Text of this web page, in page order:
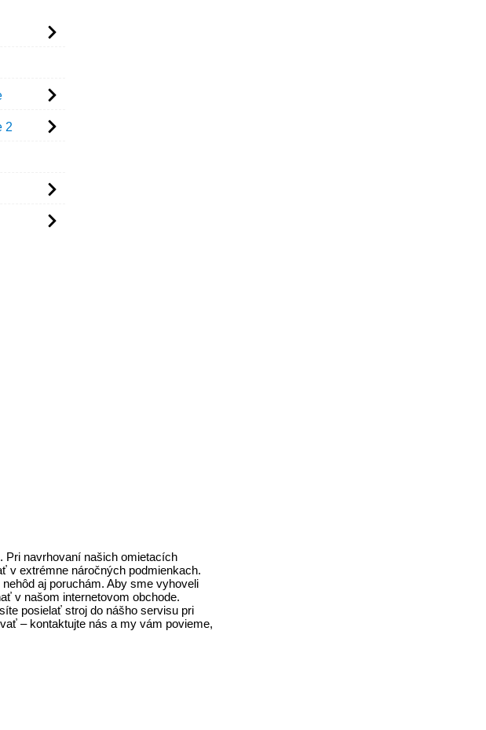
2
Pri navrhovaní našich omietacích
v extrémne náročných podmienkach.
aj poruchám. Aby sme vyhoveli
v našom internetovom obchode.
posielať stroj do nášho servisu pri
– ​​kontaktujte nás a my vám povieme,